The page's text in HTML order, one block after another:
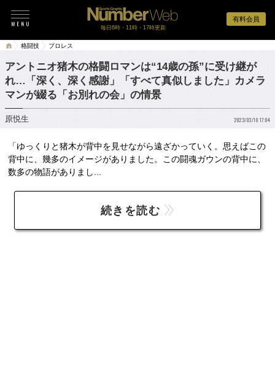
有料会員
毎日6時・11時・17時更新
格闘技 プロレス
アントニオ猪木の格闘ロマンは“14歳の孫”に受け継が
れ…「深く、深く感謝」「すべて真似しました」カメラ
マンが綴る「お別れの会」の情景
原悦生 2023/03/10 17:04
「ゆっくりと猪木が背中を見せながら遠ざかっていく。思えばこの
背中に、幾多のイメージがありました。この闘魂ガウンの背中に、
数多の物語がありまし...
続きを読む